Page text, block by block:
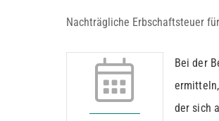
Nachträgliche Erbschaftsteuer
Bei der
ermitteln,
der sich